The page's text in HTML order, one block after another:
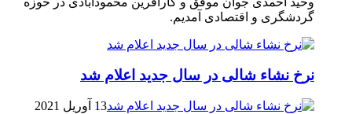
گردشگری و اقتصادی آمدیم.
نرخ نشاء شالی در سال جدید اعلام شد
13 آوریل 2021